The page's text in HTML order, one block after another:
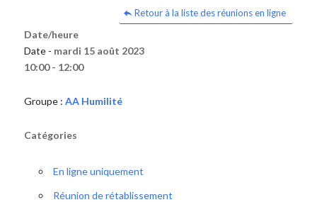
Retour à la liste des réunions en ligne
Date/heure
Date - mardi 15 août 2023
10:00 - 12:00
Groupe : AA Humilité
Catégories
En ligne uniquement
Réunion de rétablissement